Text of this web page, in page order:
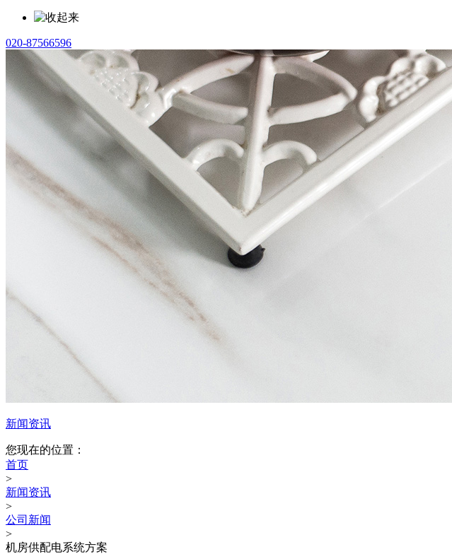
020-87566596
新闻资讯
您现在的位置：
首页
>
新闻资讯
>
公司新闻
>
机房供配电系统方案